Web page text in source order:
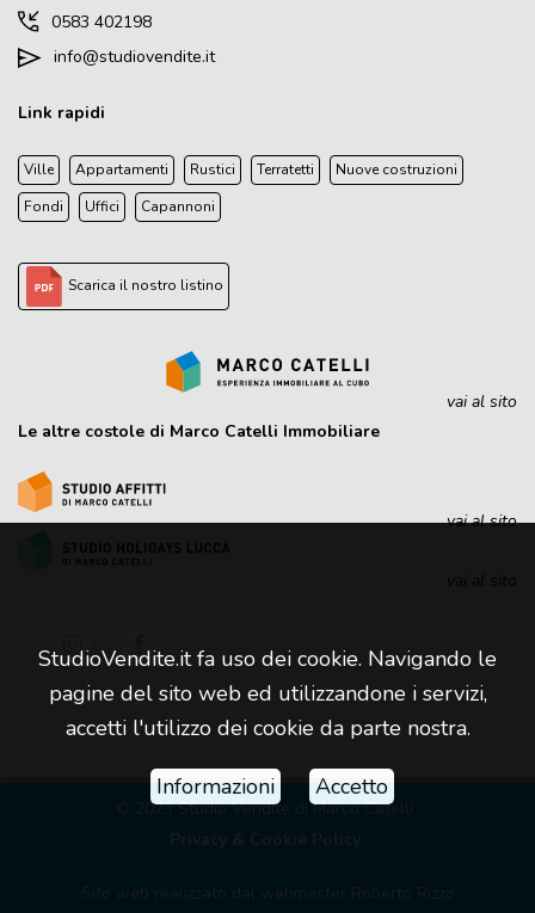
0583 402198
info@studiovendite.it
Link rapidi
Ville Appartamenti Rustici Terratetti
Nuove costruzioni
Fondi
Uffici Capannoni
Scarica il nostro listino
vai al sito
Le altre costole di Marco Catelli Immobiliare
vai al sito
© 2023 Studio Vendite di Marco Catelli
Privacy & Cookie Policy
Sito web realizzato dal webmaster Roberto Rizzo
StudioVendite.it fa uso dei cookie. Navigando le
pagine del sito web ed utilizzandone i servizi,
accetti l'utilizzo dei cookie da parte nostra.
Informazioni Accetto